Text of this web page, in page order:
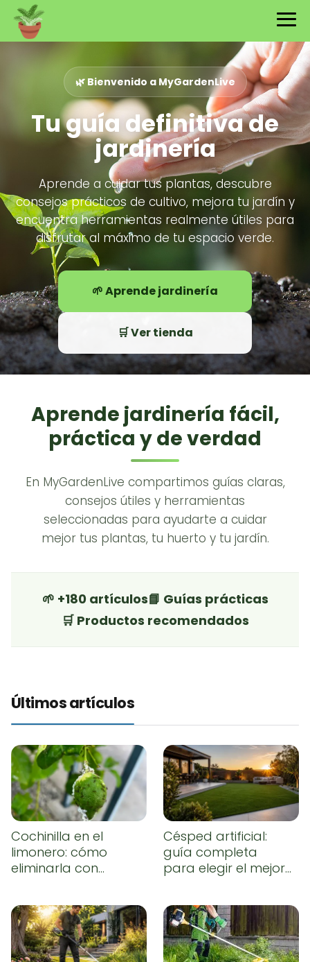
🌿 Bienvenido a MyGardenLive
Tu guía definitiva de
jardinería
Aprende a cuidar tus plantas, descubre
consejos prácticos de cultivo, mejora tu jardín y
encuentra herramientas realmente útiles para
disfrutar al máximo de tu espacio verde.
🌱 Aprende jardinería
🛒 Ver tienda
Aprende jardinería fácil,
práctica y de verdad
En MyGardenLive compartimos guías claras,
consejos útiles y herramientas
seleccionadas para ayudarte a cuidar
mejor tus plantas, tu huerto y tu jardín.
🌱 +180 artículos📘 Guías prácticas
🛒 Productos recomendados
Últimos artículos
Cochinilla en el
limonero: cómo
eliminarla con
Césped artificial:
guía completa
para elegir el mejor,
conseguir un
resultado natural